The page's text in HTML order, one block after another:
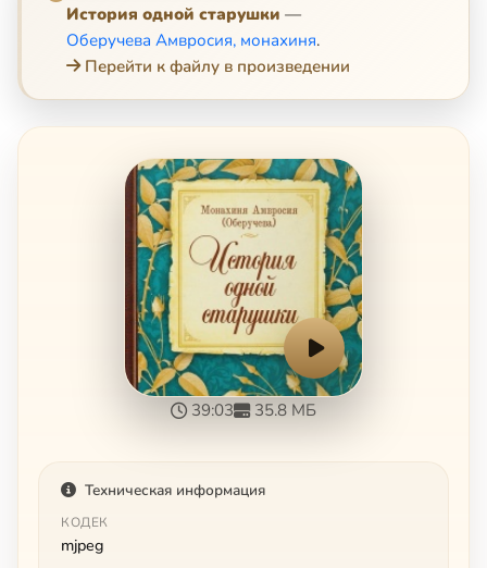
История одной старушки —
Оберучева Амвросия, монахиня.
Перейти к файлу в произведении
39:03 35.8 МБ
Техническая информация
КОДЕК
mjpeg